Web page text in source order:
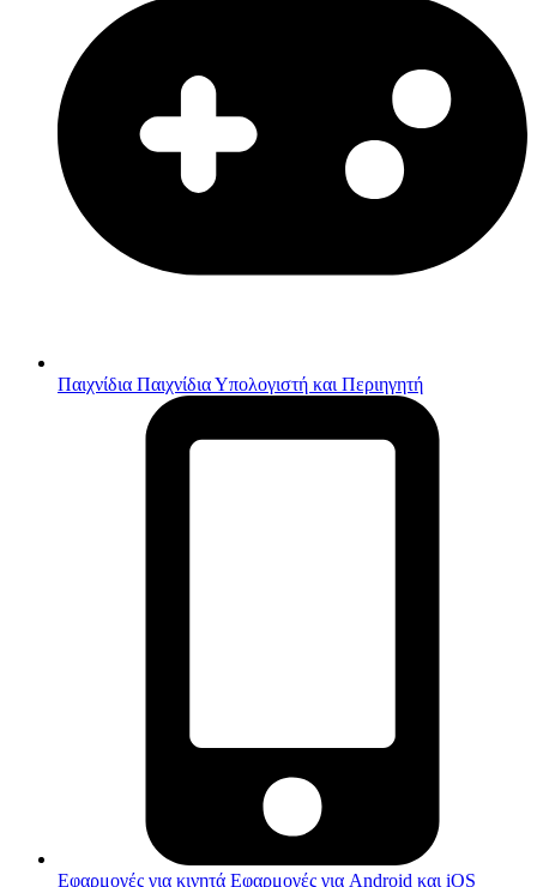
Παιχνίδια Παιχνίδια Υπολογιστή και Περιηγητή
Εφαρμογές για κινητά Εφαρμογές για Android και iOS